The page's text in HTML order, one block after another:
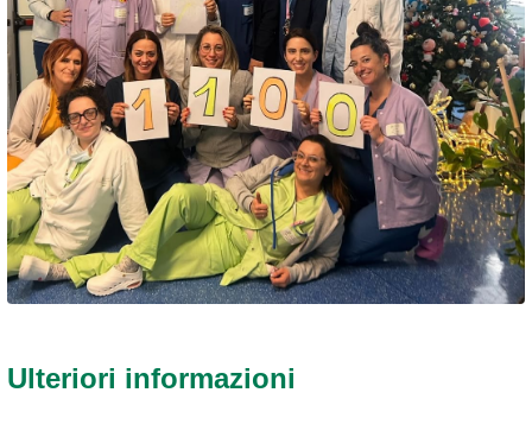
Ulteriori informazioni